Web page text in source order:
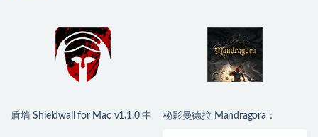
盾墙 Shieldwall for Mac v1.1.0 中
秘影曼德拉 Mandragora：